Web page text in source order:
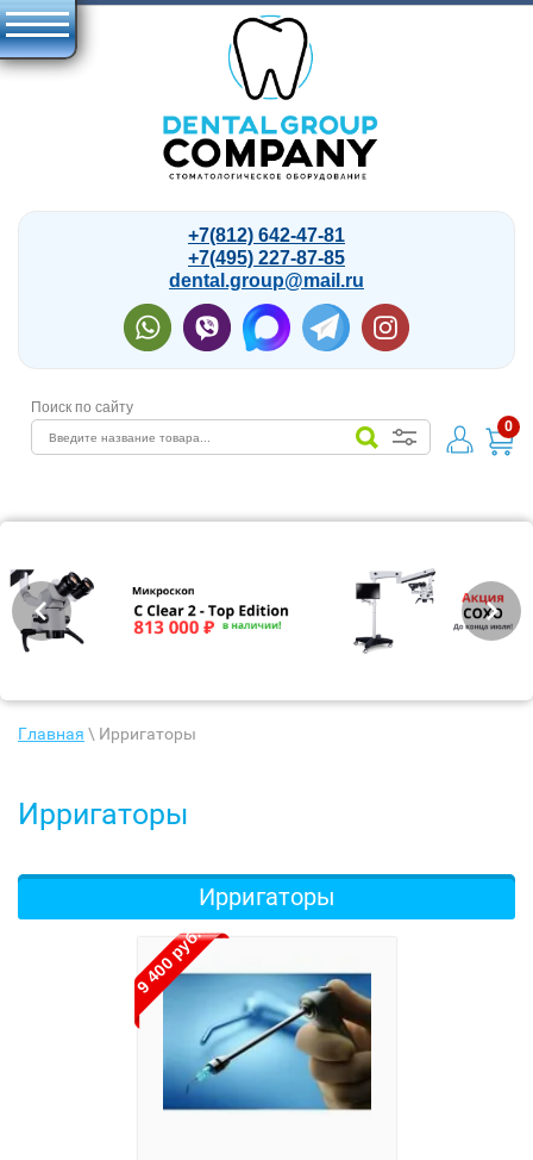
+7(812) 642-47-81
+7(495) 227-87-85
dental.group@mail.ru
Поиск по сайту
0
Главная \ Ирригаторы
Ирригаторы
Ирригаторы
9 400 руб.